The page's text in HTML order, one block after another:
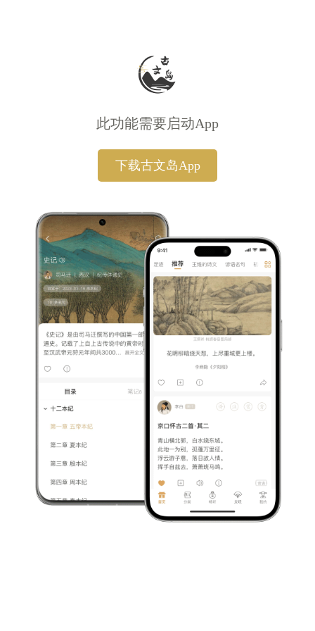
此功能需要启动App
下载古文岛App